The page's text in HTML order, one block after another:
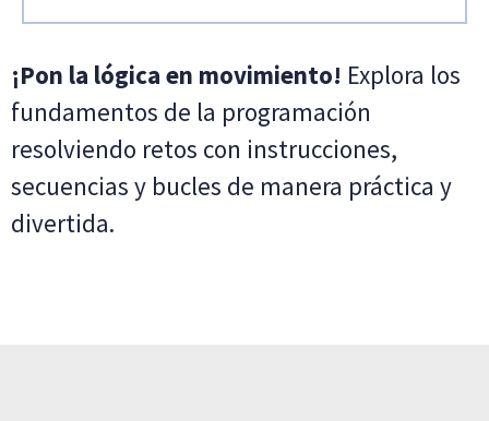
¡Pon la lógica en movimiento! Explora los
fundamentos de la programación
resolviendo retos con instrucciones,
secuencias y bucles de manera práctica y
divertida.